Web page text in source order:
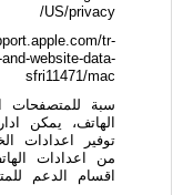
US/privacy/
tr-
website-data-
sfri11471/mac
سبة للمتصفحات
الهاتف، يمكن
توفير اعدادات
من اعدادات
اقسام الدعم